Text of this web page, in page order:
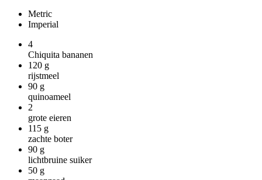
Metric
Imperial
4
Chiquita bananen
120 g
rijstmeel
90 g
quinoameel
2
grote eieren
115 g
zachte boter
90 g
lichtbruine suiker
50 g